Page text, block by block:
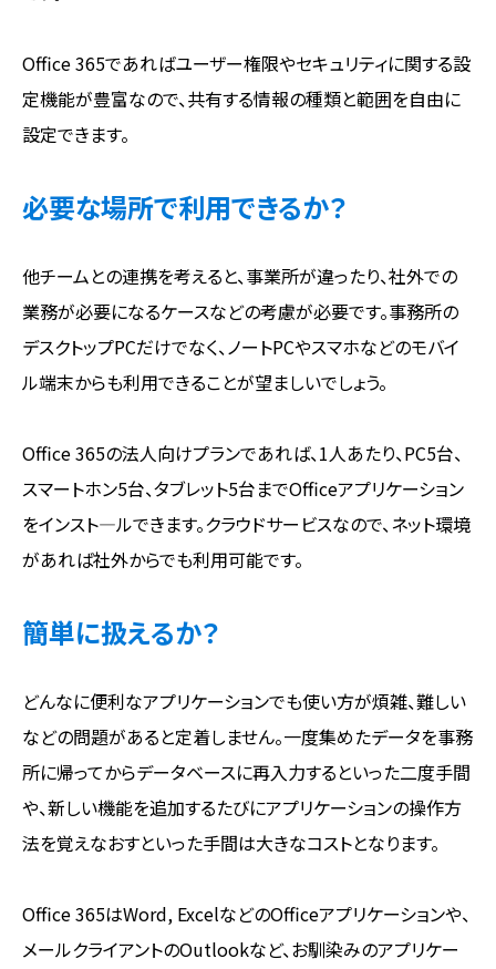
Office 365であればユーザー権限やセキュリティに関する設
定機能が豊富なので、共有する情報の種類と範囲を自由に
設定できます。
必要な場所で利用できるか？
他チームとの連携を考えると、事業所が違ったり、社外での
業務が必要になるケースなどの考慮が必要です。事務所の
デスクトップPCだけでなく、ノートPCやスマホなどのモバイ
ル端末からも利用できることが望ましいでしょう。
Office 365の法人向けプランであれば、1人あたり、PC5台、
スマートホン5台、タブレット5台までOfficeアプリケーション
をインスト―ルできます。クラウドサービスなので、ネット環境
があれば社外からでも利用可能です。
簡単に扱えるか？
どんなに便利なアプリケーションでも使い方が煩雑、難しい
などの問題があると定着しません。一度集めたデータを事務
所に帰ってからデータベースに再入力するといった二度手間
や、新しい機能を追加するたびにアプリケーションの操作方
法を覚えなおすといった手間は大きなコストとなります。
Office 365はWord, ExcelなどのOfficeアプリケーションや、
メールクライアントのOutlookなど、お馴染みのアプリケー